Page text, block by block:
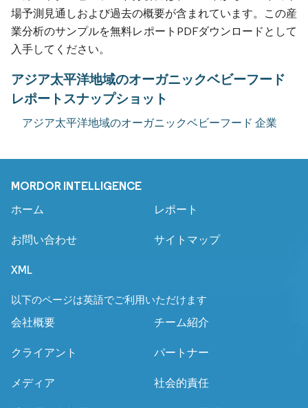
場予測見通しおよび過去の概要が含まれています。この産
業分析のサンプルを無料レポートPDFダウンロードとして
入手してください。
アジア太平洋地域のオーガニックベビーフード
レポートスナップショット
アジア太平洋地域のオーガニックベビーフード 企業
MORDOR INTELLIGENCE
ホーム レポート
お問い合わせ サイトマップ
XML
以下のページは英語でご利用いただけます
会社概要
チーム紹介
クライアント パートナー
メディア 社会的責任